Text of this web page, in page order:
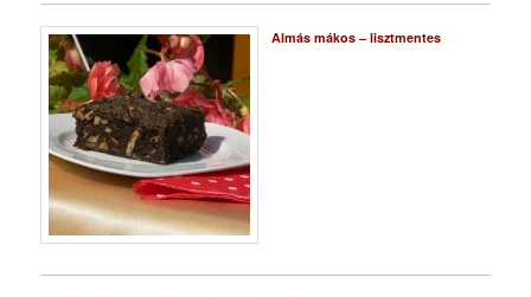
Almás mákos – lisztmentes